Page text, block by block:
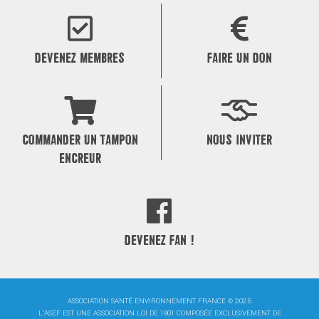
DEVENEZ MEMBRES FAIRE UN DON
COMMANDER UN TAMPON
ENCREUR
NOUS INVITER
DEVENEZ FAN !
ASSOCIATION SANTÉ ENVIRONNEMENT FRANCE © 2026
L'ASEF EST UNE ASSOCIATION LOI DE 1901 COMPOSÉE EXCLUSIVEMENT DE